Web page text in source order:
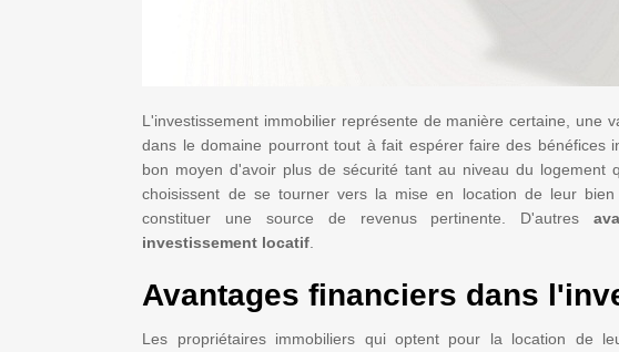
L'investissement immobilier représente de manière certaine, une
dans le domaine pourront tout à fait espérer faire des bénéfices
bon moyen d'avoir plus de sécurité tant au niveau du logement
choisissent de se tourner vers la mise en location de leur
constituer une source de revenus pertinente. D'autres
investissement locatif
Avantages financiers dans
Les propriétaires immobiliers qui optent pour la location de